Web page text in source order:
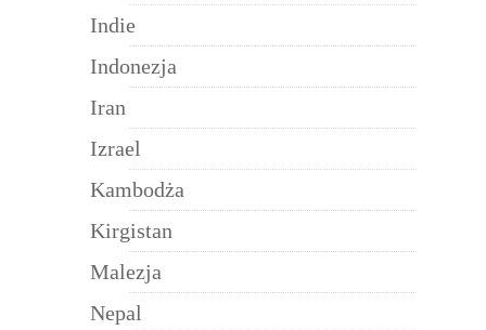
Indie
Indonezja
Iran
Izrael
Kambodża
Kirgistan
Malezja
Nepal